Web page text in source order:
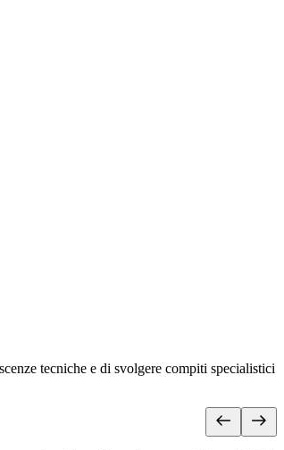
tecniche e di svolgere compiti specialistici